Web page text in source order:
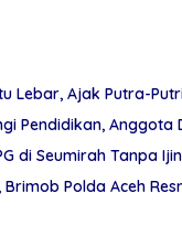
Lebar, Ajak Putra-
Pendidikan, Anggota
di Seumirah Tanpa Ijin
Brimob Polda Aceh